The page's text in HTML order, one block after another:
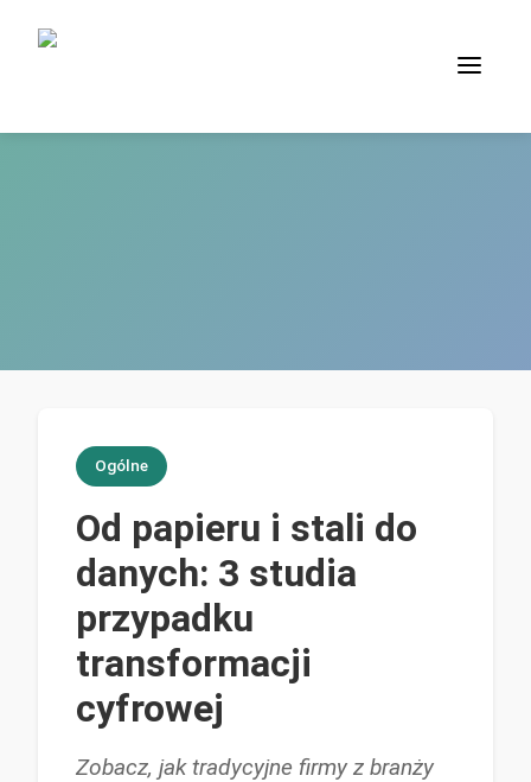
Ogólne
Od papieru i stali do
danych: 3 studia
przypadku
transformacji
cyfrowej
Zobacz, jak tradycyjne firmy z branży